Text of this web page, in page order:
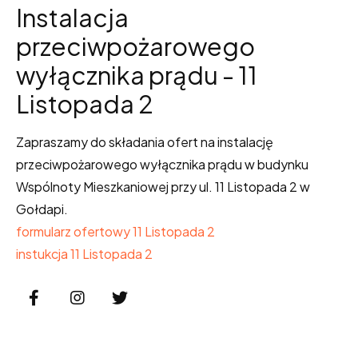
Instalacja
przeciwpożarowego
wyłącznika prądu - 11
Listopada 2
Zapraszamy do składania ofert na instalację
przeciwpożarowego wyłącznika prądu w budynku
Wspólnoty Mieszkaniowej przy ul. 11 Listopada 2 w
Gołdapi.
formularz ofertowy 11 Listopada 2
instukcja 11 Listopada 2